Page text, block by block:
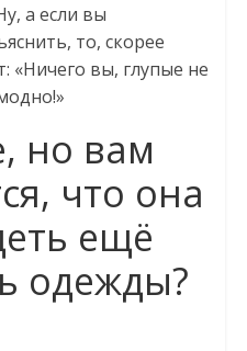
а если вы
то, скорее
«Ничего вы, глупые не
но вам
что она
ещё
одежды?